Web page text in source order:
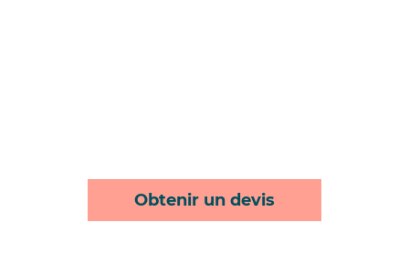
Obtenir un devis